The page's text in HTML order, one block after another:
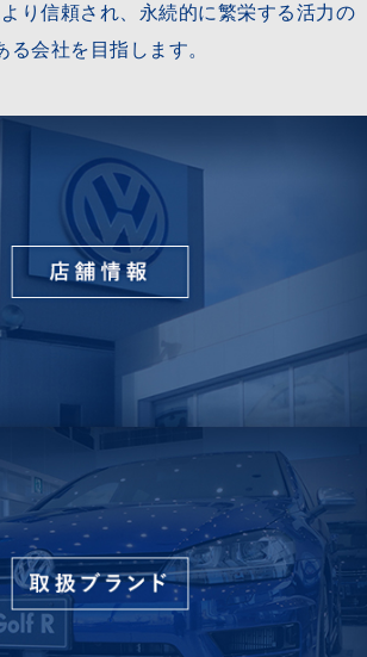
り信頼され、永続的に繁栄する活力の
る会社を目指します。